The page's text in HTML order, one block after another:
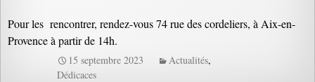
Pour les rencontrer, rendez-vous 74 rue des cordeliers, à Aix-en-
Provence à partir de 14h.
15 septembre 2023 Actualités,
Dédicaces